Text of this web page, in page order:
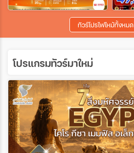
เฉพาะเทศกาล
ค้นหา
ทัวร์โปรไฟไหม้ทั้งหมด
โปรแกรมทัวร์มาใหม่